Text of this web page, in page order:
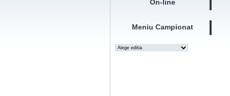
On-line
Meniu Campionat